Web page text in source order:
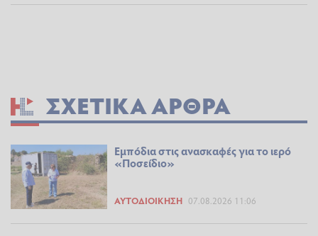
ΣΧΕΤΙΚΆ ΆΡΘΡΑ
Εμπόδια στις ανασκαφές για το ιερό
«Ποσείδιο»
ΑΥΤΟΔΙΟΊΚΗΣΗ 07.08.2026 11:06